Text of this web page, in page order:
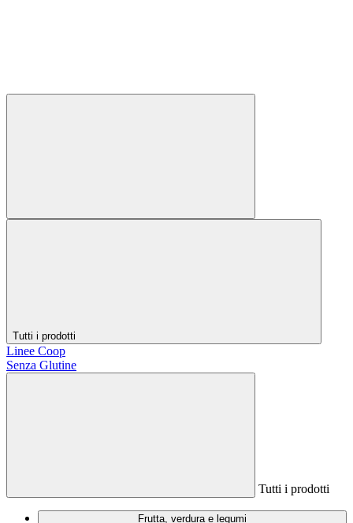
Tutti i prodotti
Linee Coop
Senza Glutine
Tutti i prodotti
Frutta, verdura e legumi